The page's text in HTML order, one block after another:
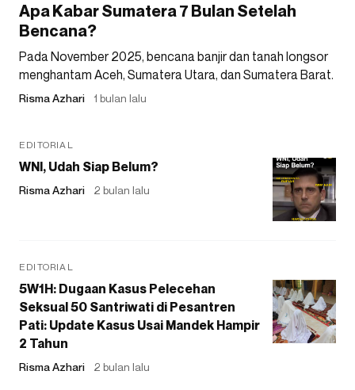
Apa Kabar Sumatera 7 Bulan Setelah
Bencana?
Pada November 2025, bencana banjir dan tanah longsor
menghantam Aceh, Sumatera Utara, dan Sumatera Barat.
Risma Azhari 1 bulan lalu
EDITORIAL
WNI, Udah Siap Belum?
Risma Azhari 2 bulan lalu
EDITORIAL
5W1H: Dugaan Kasus Pelecehan
Seksual 50 Santriwati di Pesantren
Pati: Update Kasus Usai Mandek Hampir
2 Tahun
Risma Azhari 2 bulan lalu